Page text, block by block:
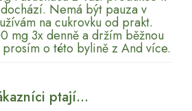
Nemá být pauza v
na cukrovku od prakt.
mg 3x denně a držím běžnou
o této bylině z And více.
ptají...